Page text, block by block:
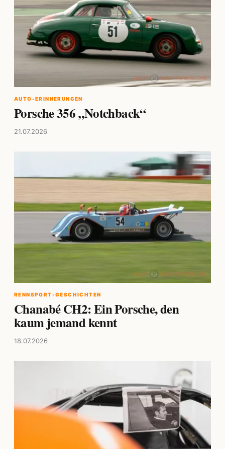
AUTO-ERINNERUNGEN
Porsche 356 „Notchback“
21.07.2026
RENNSPORT-GESCHICHTEN
Chanabé CH2: Ein Porsche, den
kaum jemand kennt
18.07.2026